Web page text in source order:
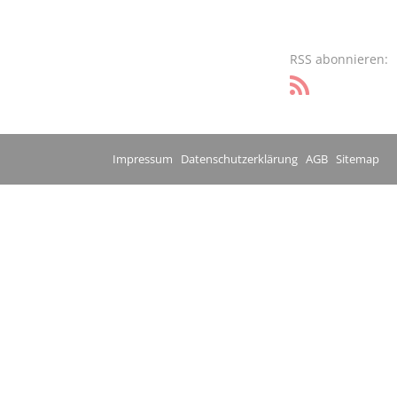
RSS abonnieren:
Impressum Datenschutzerklärung AGB Sitemap